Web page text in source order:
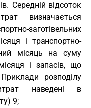
Середній відсоток
визначається
заготівельних
і транспортно-
місяць на суму
і запасів, що
розподілу
наведені в
9;